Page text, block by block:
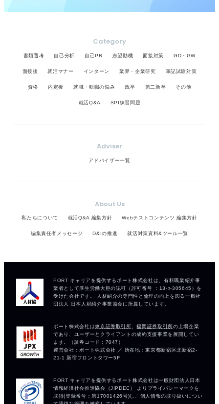
Category
書類選考 自己分析 自己PR 志望動機 面接対策 GD・GW
面接後 就活マナー インターン 業界・企業研究 筆記試験対策
資格 内定後 就職・転職の悩み 既卒 第二新卒 その他
就活Q&A SPI練習問題
Adviser
アドバイザー一覧
About Us
私たちについて 就活Q&A 編集方針 Webテストコンテンツ 編集方針
編集責任者メッセージ D&Iの推進 就活対策資料&ツール一覧